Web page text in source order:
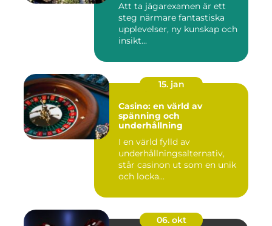
Att ta jägarexamen är ett
steg närmare fantastiska
upplevelser, ny kunskap och
insikt...
15. jan
Casino: en värld av
spänning och
underhållning
I en värld fylld av
underhållningsalternativ,
står casinon ut som en unik
och locka...
06. okt